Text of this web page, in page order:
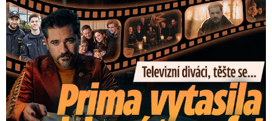
Prima vytasila podzimní trumfy! Další Zrádci a žhavé novinky